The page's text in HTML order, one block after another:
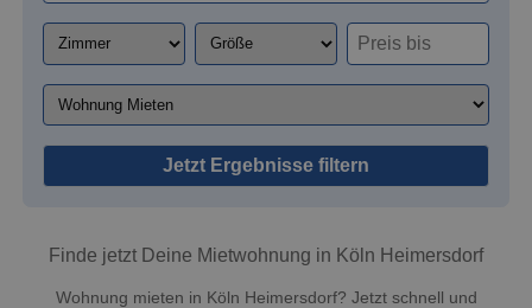
Jetzt Ergebnisse filtern
Finde jetzt Deine Mietwohnung in Köln Heimersdorf
Wohnung mieten in Köln Heimersdorf? Jetzt schnell und